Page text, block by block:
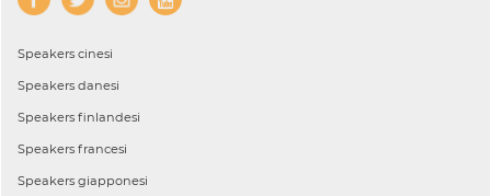
Speakers cinesi
Speakers danesi
Speakers finlandesi
Speakers francesi
Speakers giapponesi